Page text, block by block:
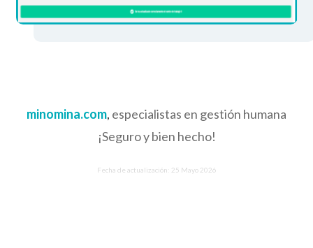
minomina.com, especialistas en gestión humana
¡Seguro y bien hecho!
Fecha de actualización: 25 Mayo 2026